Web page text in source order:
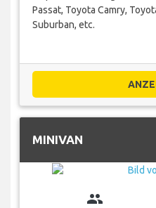
Passat, Toyota Camry,
Suburban, etc.
MINIVAN
group